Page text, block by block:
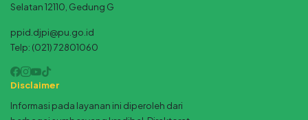
Selatan 12110, Gedung G
ppid.djpi@pu.go.id
Telp: (021) 72801060
Disclaimer
Informasi pada layanan ini diperoleh dari